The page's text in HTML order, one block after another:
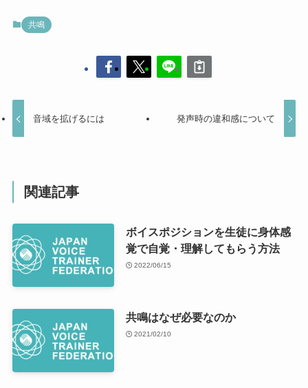
共鳴
音域を拡げるには 発声時の違和感について
関連記事
ボイスポジションを生徒に身体感
覚で自覚・理解してもらう方法
2022/06/15
共鳴はなぜ必要なのか
2021/02/10